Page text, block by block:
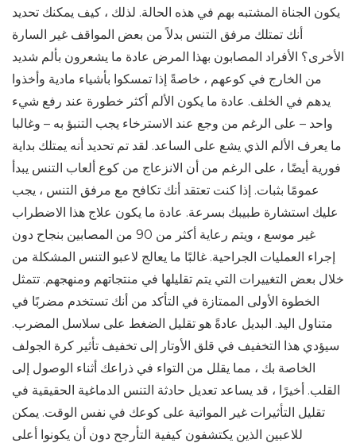
يكون الجناة المشتبه بهم في هذه الحالة. لذلك ، كيف يمكنك تحديد
أنك تمتلك مرفق التنس بدلاً من بعض المواقف غير السارة
الأخرى؟ الأفراد المصابون بهذا المرض عادة ما يشعرون بألم شديد
من الخارج في كوعهم ، خاصةً إذا تمسكوا بأشياء مادية وأخذوا
يدهم في الخلف. عادة ما يكون الألم أكثر خطورة عند رفع شيء
واحد – على الرغم من وجع عند الاسترخاء يجب التنبؤ به – وغالبا
ما يعرف الألم الذي يشع على الساعد. لقد تم تحديد أنه يمتلك بداية
فورية أيضًا ، على الرغم من أن الانزعاج من كوع ألعاب التنس يبدأ
عمومًا بثبات. إذا كنت تعتقد أنك تكافح مع مرفق التنس ، يجب
عليك استشارة طبيبك بسرعة. عادة ما يكون علاج هذا الاضطراب
غير موسع ، ويتم رعاية أكثر من 90 من المصابين بنجاح دون
إجراء العمليات الجراحية. غالبًا ما يعالج لاعبو التنس المشكلة من
خلال بعض التغييرات التي يتم تقليلها في منتجاتهم ومنهجهم. تتمثل
الخطوة الأولى الممتازة في التأكد من أنك تستخدم مضربًا في
متناول اليد. البديل عادةً هو تقليل الضغط على سلاسل المضرب.
سيؤدي هذا التخفيف في قلق الأوتار إلى تخفيف تأثير كرة الجولف
الخاصة بك ، مما يقلل من التواء في ذراعك أثناء الوصول إلى
القلب. أخيرًا ، قد يساعد تعديل حادثة التنس الدماغية الحقيقية في
تقليل التأثيرات غير المواتية على كوعك في نفس الوقت. يمكن
للاعبين الذين يكتشفون كيفية التأرجح دون أن يكونوا أعلى